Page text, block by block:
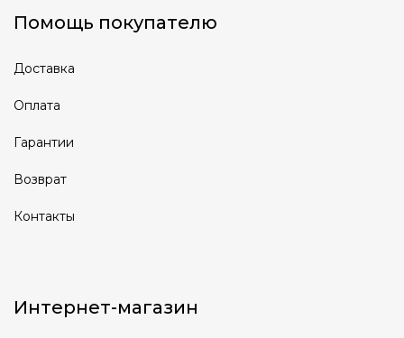
Помощь покупателю
Доставка
Оплата
Гарантии
Возврат
Контакты
Интернет-магазин